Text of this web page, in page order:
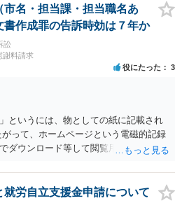
市名・担当課・担当職名あ
書作成罪の告訴時効は７年か
訟
謝料請求
役にたった 3
というには、物としての紙に記載され
って、ホームページという電磁的記録
ダウンロード等して閲覧用のソフトで
自動計算シートが「権利、義務又は事
該当するか否かは、具体的な裁判とな
判断するかは予測できません。 私見で
労自立支援金申請について